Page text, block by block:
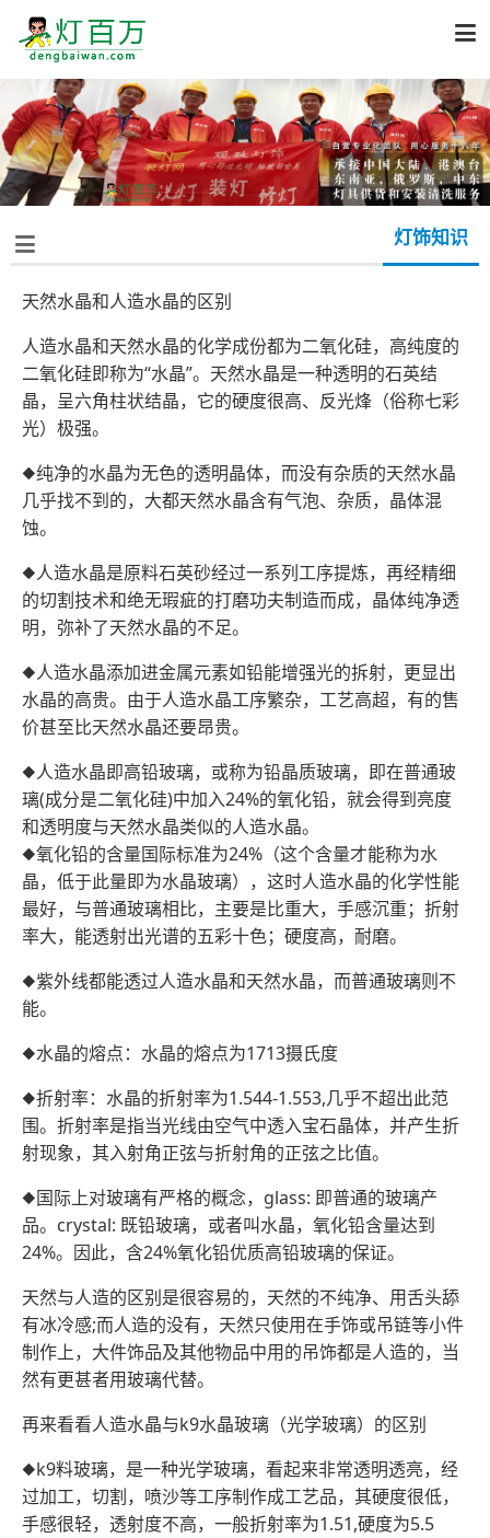

 灯饰知识
天然水晶和人造水晶的区别
人造水晶和天然水晶的化学成份都为二氧化硅，高纯度的
二氧化硅即称为“水晶”。天然水晶是一种透明的石英结
晶，呈六角柱状结晶，它的硬度很高、反光烽（俗称七彩
光）极强。
◆纯净的水晶为无色的透明晶体，而没有杂质的天然水晶
几乎找不到的，大都天然水晶含有气泡、杂质，晶体混
蚀。
◆人造水晶是原料石英砂经过一系列工序提炼，再经精细
的切割技术和绝无瑕疵的打磨功夫制造而成，晶体纯净透
明，弥补了天然水晶的不足。
◆人造水晶添加进金属元素如铅能增强光的拆射，更显出
水晶的高贵。由于人造水晶工序繁杂，工艺高超，有的售
价甚至比天然水晶还要昂贵。
◆人造水晶即高铅玻璃，或称为铅晶质玻璃，即在普通玻
璃(成分是二氧化硅)中加入24%的氧化铅，就会得到亮度
和透明度与天然水晶类似的人造水晶。
◆氧化铅的含量国际标准为24%（这个含量才能称为水
晶，低于此量即为水晶玻璃），这时人造水晶的化学性能
最好，与普通玻璃相比，主要是比重大，手感沉重；折射
率大，能透射出光谱的五彩十色；硬度高，耐磨。
◆紫外线都能透过人造水晶和天然水晶，而普通玻璃则不
能。
◆水晶的熔点：水晶的熔点为1713摄氏度
◆折射率：水晶的折射率为1.544-1.553,几乎不超出此范
围。折射率是指当光线由空气中透入宝石晶体，并产生折
射现象，其入射角正弦与折射角的正弦之比值。
◆国际上对玻璃有严格的概念，glass: 即普通的玻璃产
品。crystal: 既铅玻璃，或者叫水晶，氧化铅含量达到
24%。因此，含24%氧化铅优质高铅玻璃的保证。
天然与人造的区别是很容易的，天然的不纯净、用舌头舔
有冰冷感;而人造的没有，天然只使用在手饰或吊链等小件
制作上，大件饰品及其他物品中用的吊饰都是人造的，当
然有更甚者用玻璃代替。
再来看看人造水晶与k9水晶玻璃（光学玻璃）的区别
◆k9料玻璃，是一种光学玻璃，看起来非常透明透亮，经
过加工，切割，喷沙等工序制作成工艺品，其硬度很低，
手感很轻，透射度不高，一般折射率为1.51,硬度为5.5